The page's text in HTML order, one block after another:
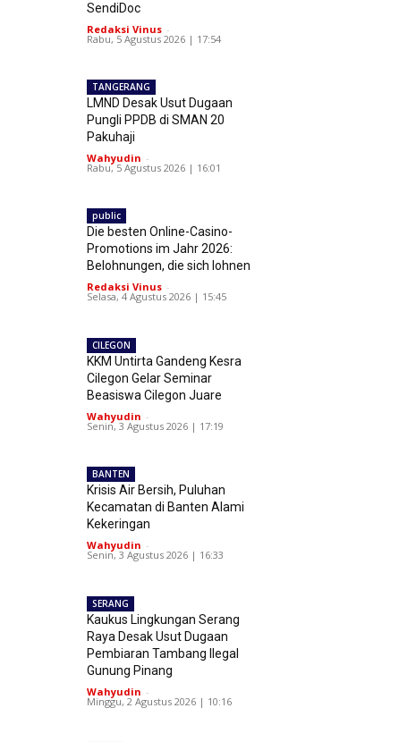
SendiDoc
Redaksi Vinus -
Rabu, 5 Agustus 2026 | 17:54
TANGERANG
LMND Desak Usut Dugaan
Pungli PPDB di SMAN 20
Pakuhaji
Wahyudin -
Rabu, 5 Agustus 2026 | 16:01
public
Die besten Online-Casino-
Promotions im Jahr 2026:
Belohnungen, die sich lohnen
Redaksi Vinus -
Selasa, 4 Agustus 2026 | 15:45
CILEGON
KKM Untirta Gandeng Kesra
Cilegon Gelar Seminar
Beasiswa Cilegon Juare
Wahyudin -
Senin, 3 Agustus 2026 | 17:19
BANTEN
Krisis Air Bersih, Puluhan
Kecamatan di Banten Alami
Kekeringan
Wahyudin -
Senin, 3 Agustus 2026 | 16:33
SERANG
Kaukus Lingkungan Serang
Raya Desak Usut Dugaan
Pembiaran Tambang Ilegal
Gunung Pinang
Wahyudin -
Minggu, 2 Agustus 2026 | 10:16